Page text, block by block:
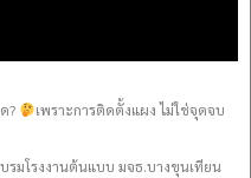
?
เพราะการติดตั้งแผง ไม่ใช่จุดจบ
มโรงงานต้นแบบ มจธ.บางขุนเทียน